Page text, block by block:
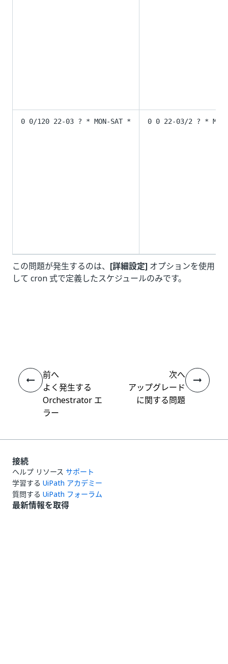
0 0/120 22-03 ? * MON-SAT * 0 0 22-03/2 ? *
この問題が発生するのは、 [詳細設定] オプションを使用
して cron 式で定義したスケジュールのみです。
前へ
よく発生する
Orchestrator エ
ラー
次へ
アップグレード
に関する問題
接続
ヘルプ リソース サポート
学習する UiPath アカデミー
質問する UiPath フォーラム
最新情報を取得